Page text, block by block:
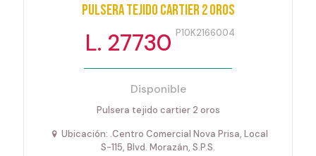
Pulsera tejido cartier 2 oros
L. 27730 P10K2166004
Disponible
Pulsera tejido cartier 2 oros
Ubicación: .Centro Comercial Nova Prisa, Local
S-115, Blvd. Morazán, S.P.S.